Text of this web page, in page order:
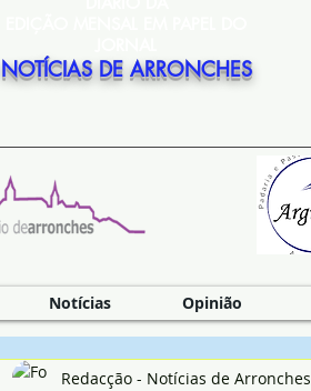
NOTÍCIAS DE ARRONCHES
Notícias Opinião
Redacção - Notícias de Arronches